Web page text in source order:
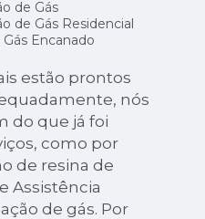
de Gás
de Gás Residencial
Encanado
estão prontos
nós
do que já foi
como por
de resina de
Assistência
de gás. Por